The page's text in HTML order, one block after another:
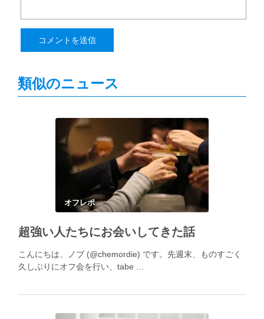
類似のニュース
オフレポ
超強い人たちにお会いしてきた話
こんにちは、ノブ (@chemordie) です。先週末、ものすごく
久しぶりにオフ会を行い、tabe …